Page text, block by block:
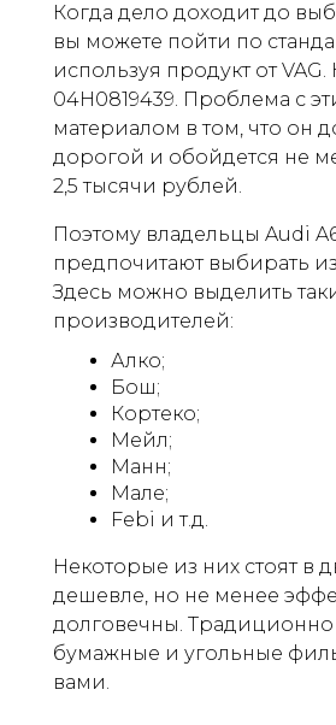
Когда дело доходит до
вы можете пойти по
используя продукт от
04H0819439. Проблема с
материалом в том, что он
дорогой и обойдется не
2,5 тысячи рублей.
Поэтому владельцы Audi
предпочитают выбирать
Здесь можно выделить
производителей:
Алко;
Бош;
Кортеко;
Мейл;
Манн;
Мале;
Febi и т.д.
Некоторые из них стоят в
дешевле, но не менее
долговечны. Традиционно
бумажные и угольные
вами.